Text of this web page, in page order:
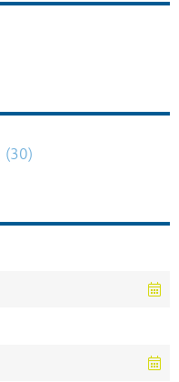
(30)